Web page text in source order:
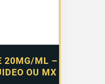
20MG/ML –
OU MX